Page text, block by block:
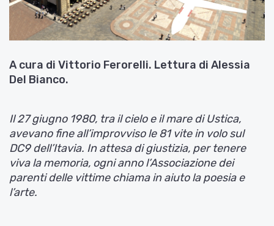
A cura di Vittorio Ferorelli. Lettura di Alessia
Del Bianco.
Il 27 giugno 1980, tra il cielo e il mare di Ustica,
avevano fine all’improvviso le 81 vite in volo sul
DC9 dell’Itavia. In attesa di giustizia, per tenere
viva la memoria, ogni anno l’Associazione dei
parenti delle vittime chiama in aiuto la poesia e
l’arte.